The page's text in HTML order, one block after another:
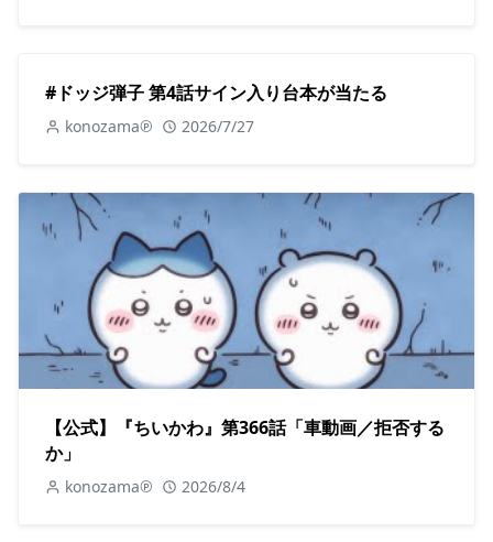
#ドッジ弾子 第4話サイン入り台本が当たる
konozama℗ 2026/7/27
【公式】『ちいかわ』第366話「車動画／拒否する
か」
konozama℗ 2026/8/4